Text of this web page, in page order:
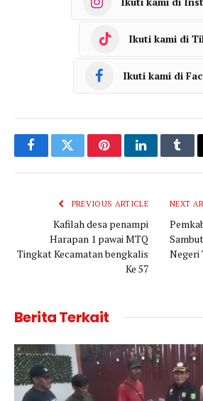
Ikuti kami di
Ikuti kami di
FacebookTwitterPinterestLinkedIn
PREVIOUS ARTICLE
Kafilah desa penampi
Harapan 1 pawai MTQ
Tingkat Kecamatan bengkalis
Ke 57
NEXT
Negeri
Berita Terkait